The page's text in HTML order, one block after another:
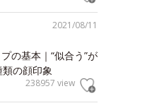
2021/08/11
の基本｜“似合う”が
類の顔印象
238957 view